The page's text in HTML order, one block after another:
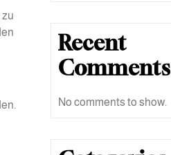
zu
Recent
Comments
No comments to show.